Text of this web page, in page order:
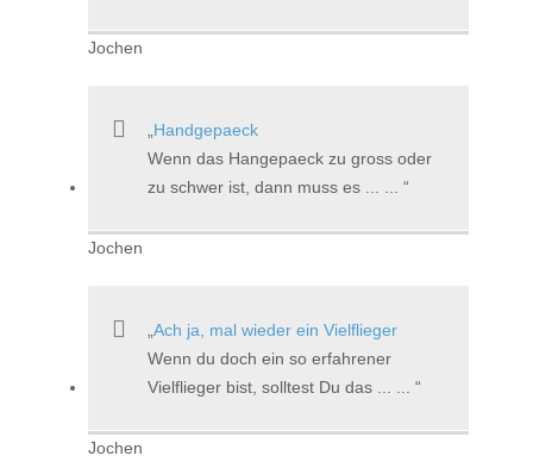
Jochen
Handgepaeck
Wenn das Hangepaeck zu gross oder
zu schwer ist, dann muss es ... ...
Jochen
Ach ja, mal wieder ein Vielflieger
Wenn du doch ein so erfahrener
Vielflieger bist, solltest Du das ... ...
Jochen